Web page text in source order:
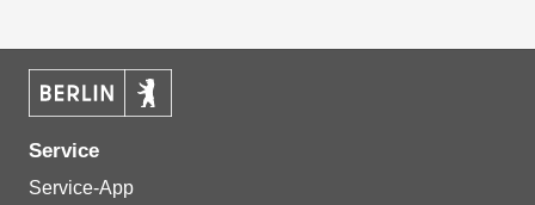
Service
Service-App